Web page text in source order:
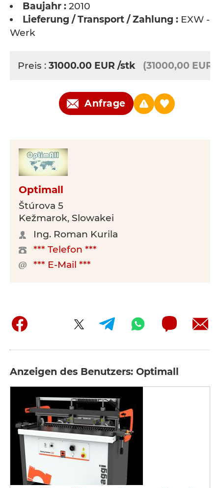
Baujahr : 2010
Lieferung / Transport / Zahlung : EXW -
Werk
Preis : 31000.00 EUR /stk (31000,00 EUR)
Anfrage
Optimall
Štúrova 5
Kežmarok, Slowakei
Ing. Roman Kurila
*** Telefon ***
*** E-Mail ***
Anzeigen des Benutzers: Optimall